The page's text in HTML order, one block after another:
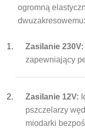
ogromną
dwuzakresowemu:
Zasilanie 230V:
zapewniający
Zasilanie 12V:
pszczelarzy
miodarki